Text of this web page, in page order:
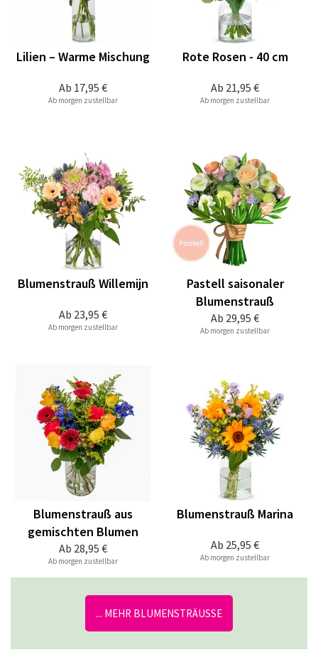
Ab 17,95 €
Lilien – Warme Mischung
Ab morgen zustellbar
Ab 21,95 €
Rote Rosen - 40 cm
Ab morgen zustellbar
Ab 23,95 €
Blumenstrauß Willemijn
Ab morgen zustellbar
Ab 29,95 €
Pastell saisonaler
Blumenstrauß
Ab morgen zustellbar
Ab 28,95 €
Blumenstrauß aus
gemischten Blumen
Ab morgen zustellbar
Ab 25,95 €
Blumenstrauß Marina
Ab morgen zustellbar
... MEHR BLUMENSTRÄUSSE